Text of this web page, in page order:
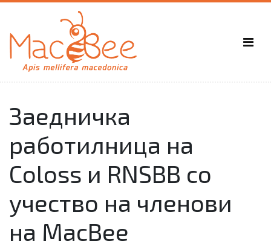
Заедничка
работилница на
Coloss и RNSBB со
учество на членови
на MacBee